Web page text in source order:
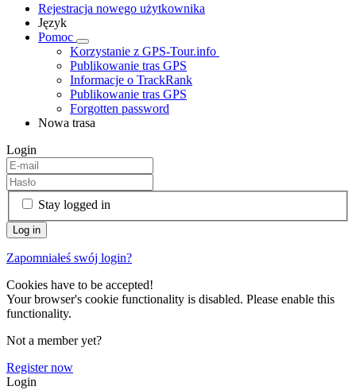
Rejestracja nowego użytkownika
Język
Pomoc
Korzystanie z GPS-Tour.info
Publikowanie tras GPS
Informacje o TrackRank
Publikowanie tras GPS
Forgotten password
Nowa trasa
Login
Stay logged in
Zapomniałeś swój login?
Cookies have to be accepted!
Your browser's cookie functionality is disabled. Please enable this
functionality.
Not a member yet?
Register now
Login